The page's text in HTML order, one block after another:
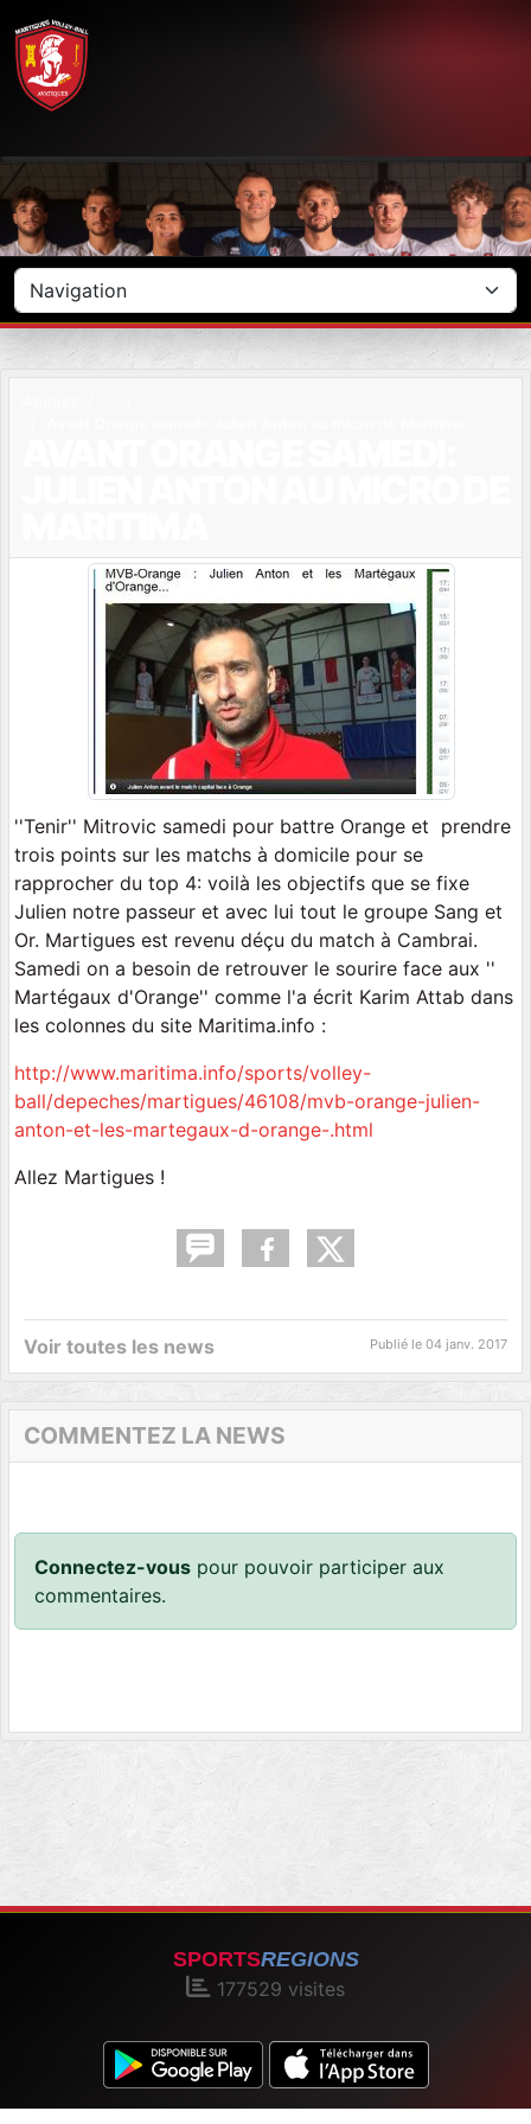
''Tenir'' Mitrovic samedi pour battre Orange et prendre
trois points sur les matchs à domicile pour se
rapprocher du top 4: voilà les objectifs que se fixe
Julien notre passeur et avec lui tout le groupe Sang et
Or. Martigues est revenu déçu du match à Cambrai.
Samedi on a besoin de retrouver le sourire face aux ''
Martégaux d'Orange'' comme l'a écrit Karim Attab dans
les colonnes du site Maritima.info :
http://www.maritima.info/sports/volley-
ball/depeches/martigues/46108/mvb-orange-julien-
anton-et-les-martegaux-d-orange-.html
Allez Martigues !
Voir toutes les news Publié le 04 janv. 2017
COMMENTEZ LA NEWS
Connectez-vous pour pouvoir participer aux
commentaires.
SPORTSREGIONS
177529 visites
Panneau de gestion des cookies